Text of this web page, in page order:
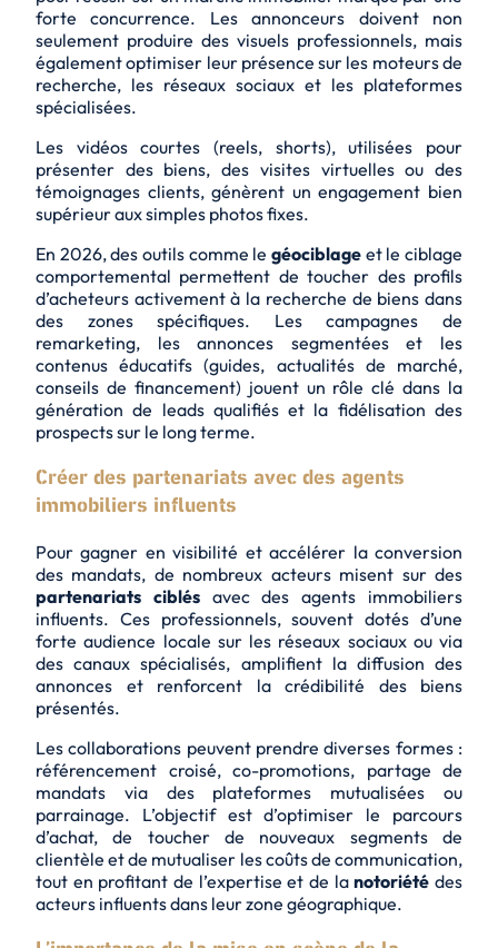
forte concurrence. Les annonceurs doivent non
seulement produire des visuels professionnels, mais
également optimiser leur présence sur les moteurs de
recherche, les réseaux sociaux et les plateformes
spécialisées.
Les vidéos courtes (reels, shorts), utilisées pour
présenter des biens, des visites virtuelles ou des
témoignages clients, génèrent un engagement bien
supérieur aux simples photos fixes.
En 2026, des outils comme le géociblage et le ciblage
comportemental permettent de toucher des profils
d’acheteurs activement à la recherche de biens dans
des zones spécifiques. Les campagnes de
remarketing, les annonces segmentées et les
contenus éducatifs (guides, actualités de marché,
conseils de financement) jouent un rôle clé dans la
génération de leads qualifiéset la fidélisation des
prospects sur le long terme.
Créer des partenariats avec des agents
immobiliers influents
Pour gagner en visibilité et accélérer la conversion
des mandats, de nombreux acteurs misent sur des
partenariats ciblésavec des agents immobiliers
influents. Ces professionnels, souvent dotés d’une
forte audience locale sur les réseaux sociaux ou via
des canaux spécialisés, amplifient la diffusion des
annonces et renforcent la crédibilité des biens
présentés.
Les collaborations peuvent prendre diverses formes :
référencement croisé, co-promotions, partage de
mandats via des plateformes mutualisées ou
parrainage. L’objectif est d’optimiser le parcours
d’achat, de toucher de nouveaux segments de
clientèle et de mutualiser les coûts de communication,
tout en profitant de l’expertise et de lanotoriété des
acteurs influents dans leur zone géographique.